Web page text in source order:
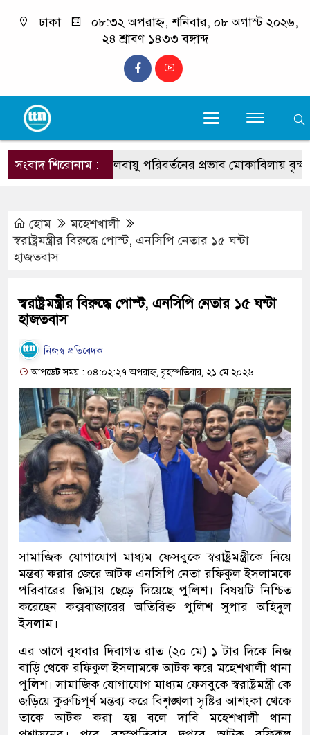
ঢাকা
০৮:৩২ অপরাহ্ন, শনিবার, ০৮ অগাস্ট ২০২৬,
২৪ শ্রাবণ ১৪৩৩ বঙ্গাব্দ
সংবাদ শিরোনাম :“জলবায়ু পরিবর্তনের প্রভাব মোকাবিলায় বৃক্ষরোপণের
হোম
মহেশখালী
স্বরাষ্ট্রমন্ত্রীর বিরুদ্ধে পোস্ট, এনসিপি নেতার ১৫ ঘন্টা
হাজতবাস
স্বরাষ্ট্রমন্ত্রীর বিরুদ্ধে পোস্ট, এনসিপি নেতার ১৫ ঘন্টা
হাজতবাস
নিজস্ব প্রতিবেদক
আপডেট সময় : ০৪:০২:২৭ অপরাহ্ন, বৃহস্পতিবার, ২১ মে ২০২৬
সামাজিক যোগাযোগ মাধ্যম ফেসবুকে স্বরাষ্ট্রমন্ত্রীকে নিয়ে
মন্তব্য করার জেরে আটক এনসিপি নেতা রফিকুল ইসলামকে
পরিবারের জিম্মায় ছেড়ে দিয়েছে পুলিশ। বিষয়টি নিশ্চিত
করেছেন কক্সবাজারের অতিরিক্ত পুলিশ সুপার অহিদুল
ইসলাম।
এর আগে বুধবার দিবাগত রাত (২০ মে) ১ টার দিকে নিজ
বাড়ি থেকে রফিকুল ইসলামকে আটক করে মহেশখালী থানা
পুলিশ। সামাজিক যোগাযোগ মাধ্যম ফেসবুকে স্বরাষ্ট্রমন্ত্রী কে
জড়িয়ে কুরুচিপূর্ণ মন্তব্য করে বিশৃঙ্খলা সৃষ্টির আশংকা থেকে
তাকে আটক করা হয় বলে দাবি মহেশখালী থানা